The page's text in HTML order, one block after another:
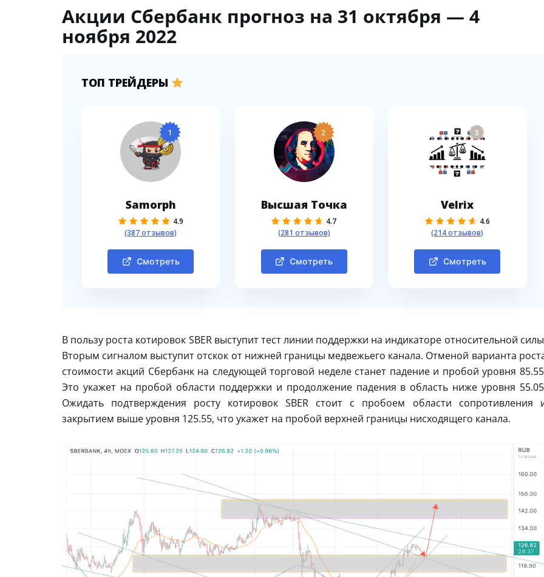
Акции Сбербанк прогноз на 31 октября — 4
ноября 2022
ТОП ТРЕЙДЕРЫ
1
Samorph
4.9
(387 отзывов)
Смотреть
2
Высшая Точка
4.7
(281 отзывов)
Смотреть
3
Velrix
4.6
(214 отзывов)
Смотреть
В пользу роста котировок SBER выступит тест линии поддержки на индикаторе относительной
Вторым сигналом выступит отскок от нижней границы медвежьего канала. Отменой варианта
стоимости акций Сбербанк на следующей торговой неделе станет падение и пробой уровня
Это укажет на пробой области поддержки и продолжение падения в область ниже уровня
Ожидать подтверждения росту котировок SBER стоит с пробоем области сопротивления
закрытием выше уровня 125.55, что укажет на пробой верхней границы нисходящего канала.